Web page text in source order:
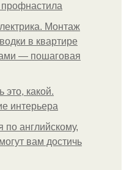
Монтаж
в квартире
— пошаговая
это, какой.
интерьера
по английскому,
вам достичь